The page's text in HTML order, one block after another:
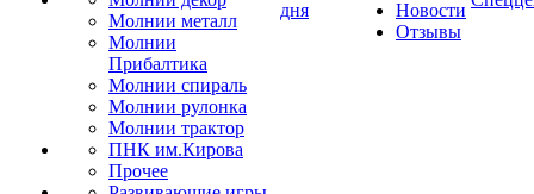
Молнии металл
Молнии
Прибалтика
Молнии спираль
Молнии рулонка
Молнии трактор
ПНК им.Кирова
Прочее
дня
Новости
Отзывы